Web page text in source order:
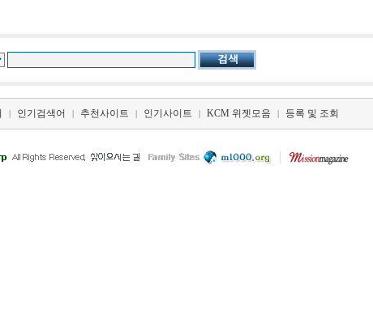
| 인기검색어 | 추천사이트 | 인기사이트 | KCM 위젯모음 | 등록 및 조회